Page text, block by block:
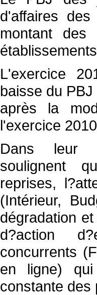
d'affaires
montant des
L'exercice
baisse du
après la
l'exercice
Dans leur
soulignent
reprises,
(Intérieur,
dégradation
d?action
concurrents
en ligne)
constante des